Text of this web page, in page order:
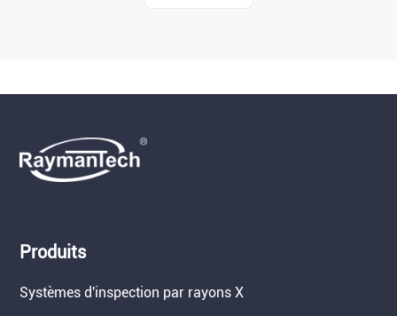
Produits
Systèmes d'inspection par rayons X